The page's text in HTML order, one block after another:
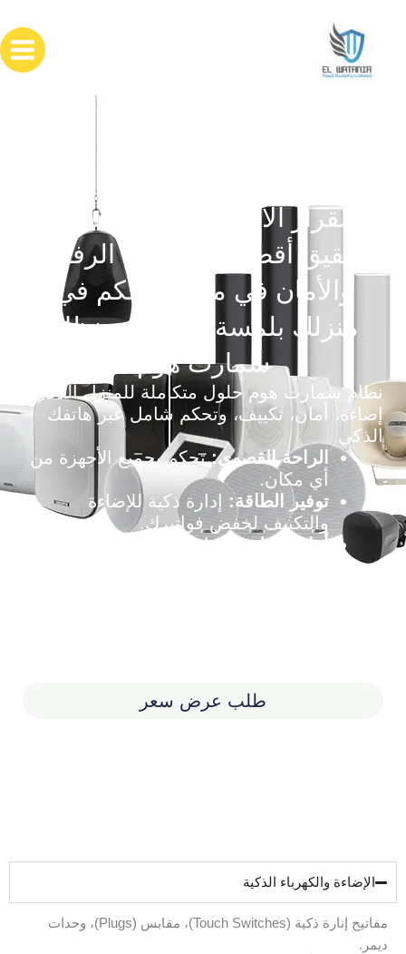
المحتوى
القرار الأخير: 10 دقائق فقط
لتحقيق أقصى مستويات الرفاهية
والأمان في منزلك تحكم في
منزلك بلمسة واحدة مع نظام
سمارت هوم
نظام سمارت هوم حلول متكاملة للمنزل الذكي:
إضاءة، أمان، تكييف، وتحكم شامل عبر هاتفك
الذكي
الراحة القصوى:تحكم بجميع الأجهزة من
أي مكان.
توفير الطاقة: إدارة ذكية للإضاءة
والتكييف لخفض فواتيرك.
أمان متطور:
مراقبة على مدار الساعة
طلب عرض سعر
الإضاءة والكهرباء الذكية
مفاتيح إنارة ذكية (Touch Switches)، مقابس (Plugs)، وحدات
ديمر.